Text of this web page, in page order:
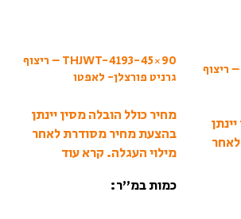
THJWT-4197-45×90 – ריצוף
THJWT-4193-45×90 – ריצוף
גרניט פורצלן- לאפטו
מחיר כולל הובלה מסין יינתן
בהצעת מחיר מסודרת לאחר
מילוי העגלה. קרא עוד
כמות במ”ר: